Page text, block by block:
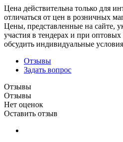
Цена действительна только для
отличаться от цен в розничных
Цены, представленные на сайте,
участия в тендерах и при
обсудить индивидуальные
Отзывы
Задать вопрос
Отзывы
Отзывы
Нет оценок
Оставить отзыв